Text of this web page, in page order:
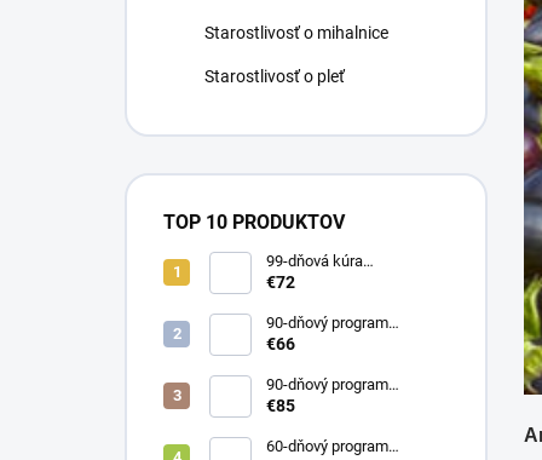
Starostlivosť o mihalnice
Starostlivosť o pleť
TOP 10 PRODUKTOV
99-dňová kúra
KolagenDrink FLEXIREP
500 ml
€72
90-dňový program
KolagenDrink Collagen 10
kolagén 3 x 300 g
€66
90-dňový program
ABSORB COLLAGEN
3x30 vrecúšok
€85
60-dňový program